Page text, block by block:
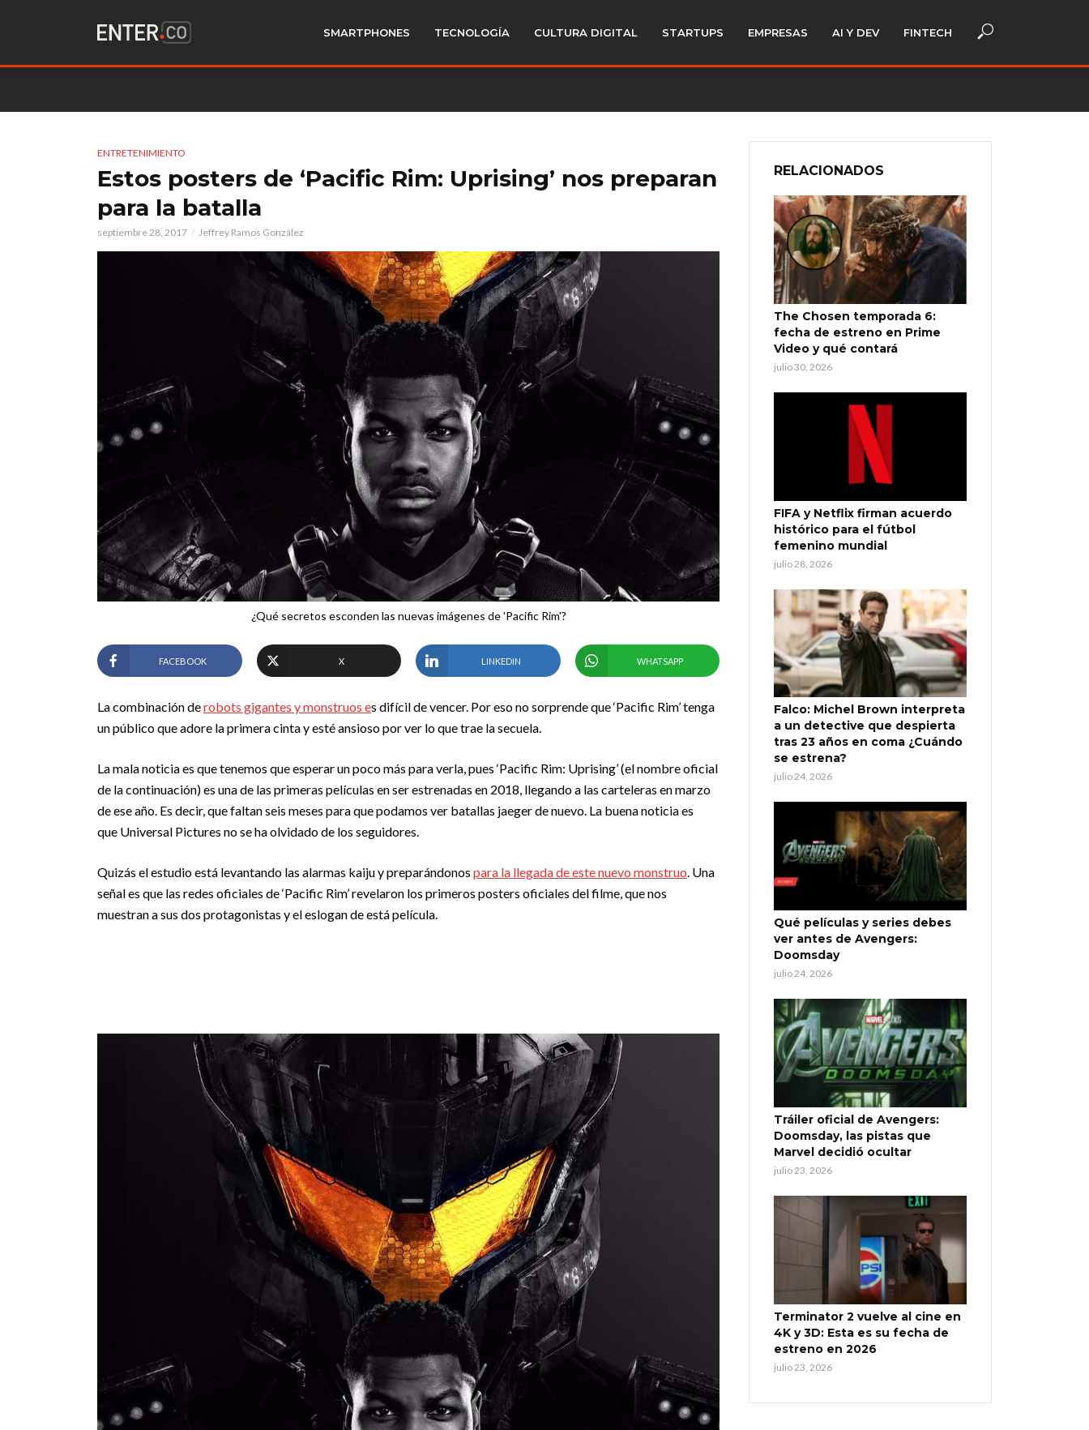
SMARTPHONES TECNOLOGÍA CULTURA DIGITAL STARTUPS EMPRESAS AI Y DEV FINTECH
ENTRETENIMIENTO
Estos posters de ‘Pacific Rim: Uprising’ nos preparan
para la batalla
septiembre 28, 2017 Jeffrey Ramos González
¿Qué secretos esconden las nuevas imágenes de 'Pacific Rim'?
FACEBOOK X LINKEDIN WHATSAPP
La combinación derobots gigantes y monstruos es difícil de vencer. Por eso no sorprende que ‘Pacific Rim’ tenga
un público que adore la primera cinta y esté ansioso por ver lo que trae la secuela.
La mala noticia es que tenemos que esperar un poco más para verla, pues ‘Pacific Rim: Uprising’ (el nombre oficial
de la continuación) es una de las primeras películas en ser estrenadas en 2018, llegando a las carteleras en marzo
de ese año. Es decir, que faltan seis meses para que podamos ver batallas jaeger de nuevo. La buena noticia es
que Universal Pictures no se ha olvidado de los seguidores.
Quizás el estudio está levantando las alarmas kaiju y preparándonos para la llegada de este nuevo monstruo. Una
señal es que las redes oficiales de ‘Pacific Rim’ revelaron los primeros posters oficiales del filme, que nos
muestran a sus dos protagonistas y el eslogan de está película.
RELACIONADOS
The Chosen temporada 6:
fecha de estreno en Prime
Video y qué contará
julio 30, 2026
FIFA y Netflix firman acuerdo
histórico para el fútbol
femenino mundial
julio 28, 2026
Falco: Michel Brown interpreta
a un detective que despierta
tras 23 años en coma ¿Cuándo
se estrena?
julio 24, 2026
Qué películas y series debes
ver antes de Avengers:
Doomsday
julio 24, 2026
Tráiler oficial de Avengers:
Doomsday, las pistas que
Marvel decidió ocultar
julio 23, 2026
Terminator 2 vuelve al cine en
4K y 3D: Esta es su fecha de
estreno en 2026
julio 23, 2026